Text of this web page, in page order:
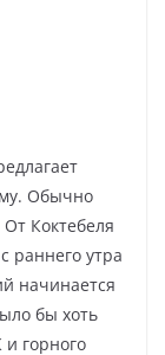
Обычно
Коктебеля
раннего утра
начинается
бы хоть
горного